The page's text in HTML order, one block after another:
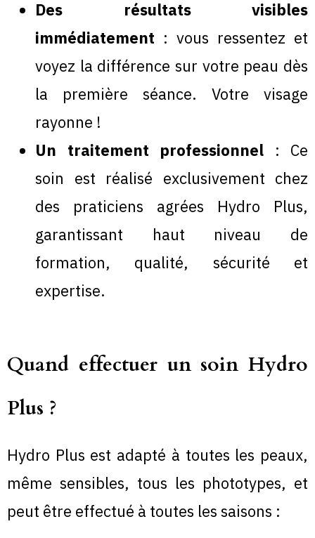
Des résultats visibles
immédiatement : vous ressentez et
voyez la différence sur votre peau dès
la première séance. Votre visage
rayonne !
Un traitement professionnel : Ce
soin est réalisé exclusivement chez
des praticiens agrées Hydro Plus,
garantissant haut niveau de
formation, qualité, sécurité et
expertise.
Quand effectuer un soin Hydro
Plus ?
Hydro Plus est adapté à toutes les peaux,
même sensibles, tous les phototypes, et
peut être effectué à toutes les saisons :